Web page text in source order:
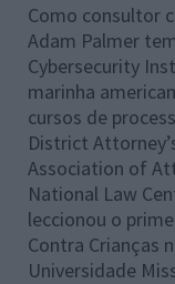
Como consultor
Adam Palmer
Cybersecurity
marinha
cursos de
District
Association of
National Law
leccionou o
Contra Crianças
Universidade